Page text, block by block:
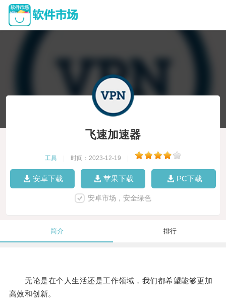
飞速加速器
工具 时间：2023-12-19
安卓下载 苹果下载 PC下载
安卓市场，安全绿色
简介 排行
无论是在个人生活还是工作领域，我们都希望能够更加
高效和创新。